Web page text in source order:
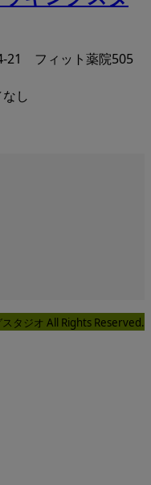
21 フィット薬院505
し
タジオ All Rights Reserved.